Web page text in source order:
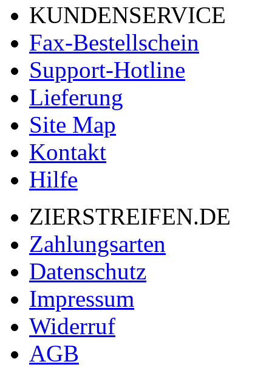
KUNDENSERVICE
Fax-Bestellschein
Support-Hotline
Lieferung
Site Map
Kontakt
Hilfe
ZIERSTREIFEN.DE
Zahlungsarten
Datenschutz
Impressum
Widerruf
AGB